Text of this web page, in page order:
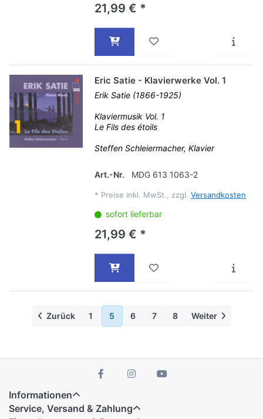
21,99 € *
Eric Satie - Klavierwerke Vol. 1
Erik Satie (1866-1925)
Klaviermusik Vol. 1
Le Fils des étoils
Steffen Schleiermacher, Klavier
Art.-Nr. MDG 613 1063-2
* Preise inkl. MwSt., zzgl. Versandkosten
sofort lieferbar
21,99 € *
Zurück 1 5 6 7 8 Weiter
Informationen
Service, Versand & Zahlung